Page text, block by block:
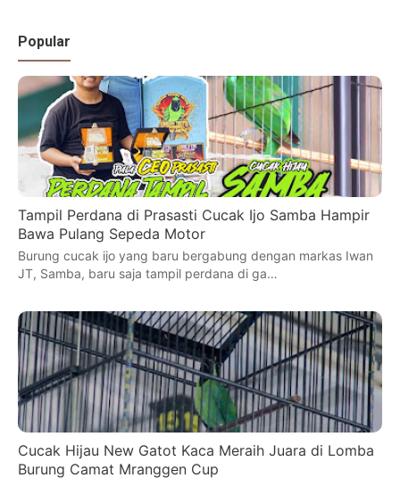
Popular
Tampil Perdana di Prasasti Cucak Ijo Samba Hampir
Bawa Pulang Sepeda Motor
Burung cucak ijo yang baru bergabung dengan markas Iwan
JT, Samba, baru saja tampil perdana di ga…
Cucak Hijau New Gatot Kaca Meraih Juara di Lomba
Burung Camat Mranggen Cup